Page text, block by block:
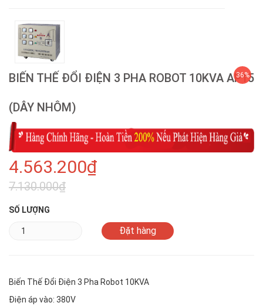
BIẾN THẾ ĐỔI ĐIỆN 3 PHA ROBOT 10KVA AP15
(DÂY NHÔM)
4.563.200₫
7.130.000₫
36%
SỐ LƯỢNG
Biến Thế Đổi Điện 3 Pha Robot 10KVA
Điện áp vào: 380V